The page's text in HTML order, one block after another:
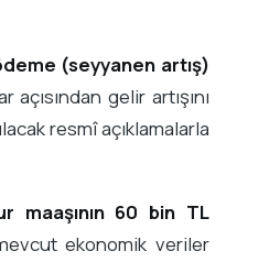
(seyyanen artış)
gelir artışını
resmî açıklamalarla
maaşının 60 bin TL
ekonomik veriler